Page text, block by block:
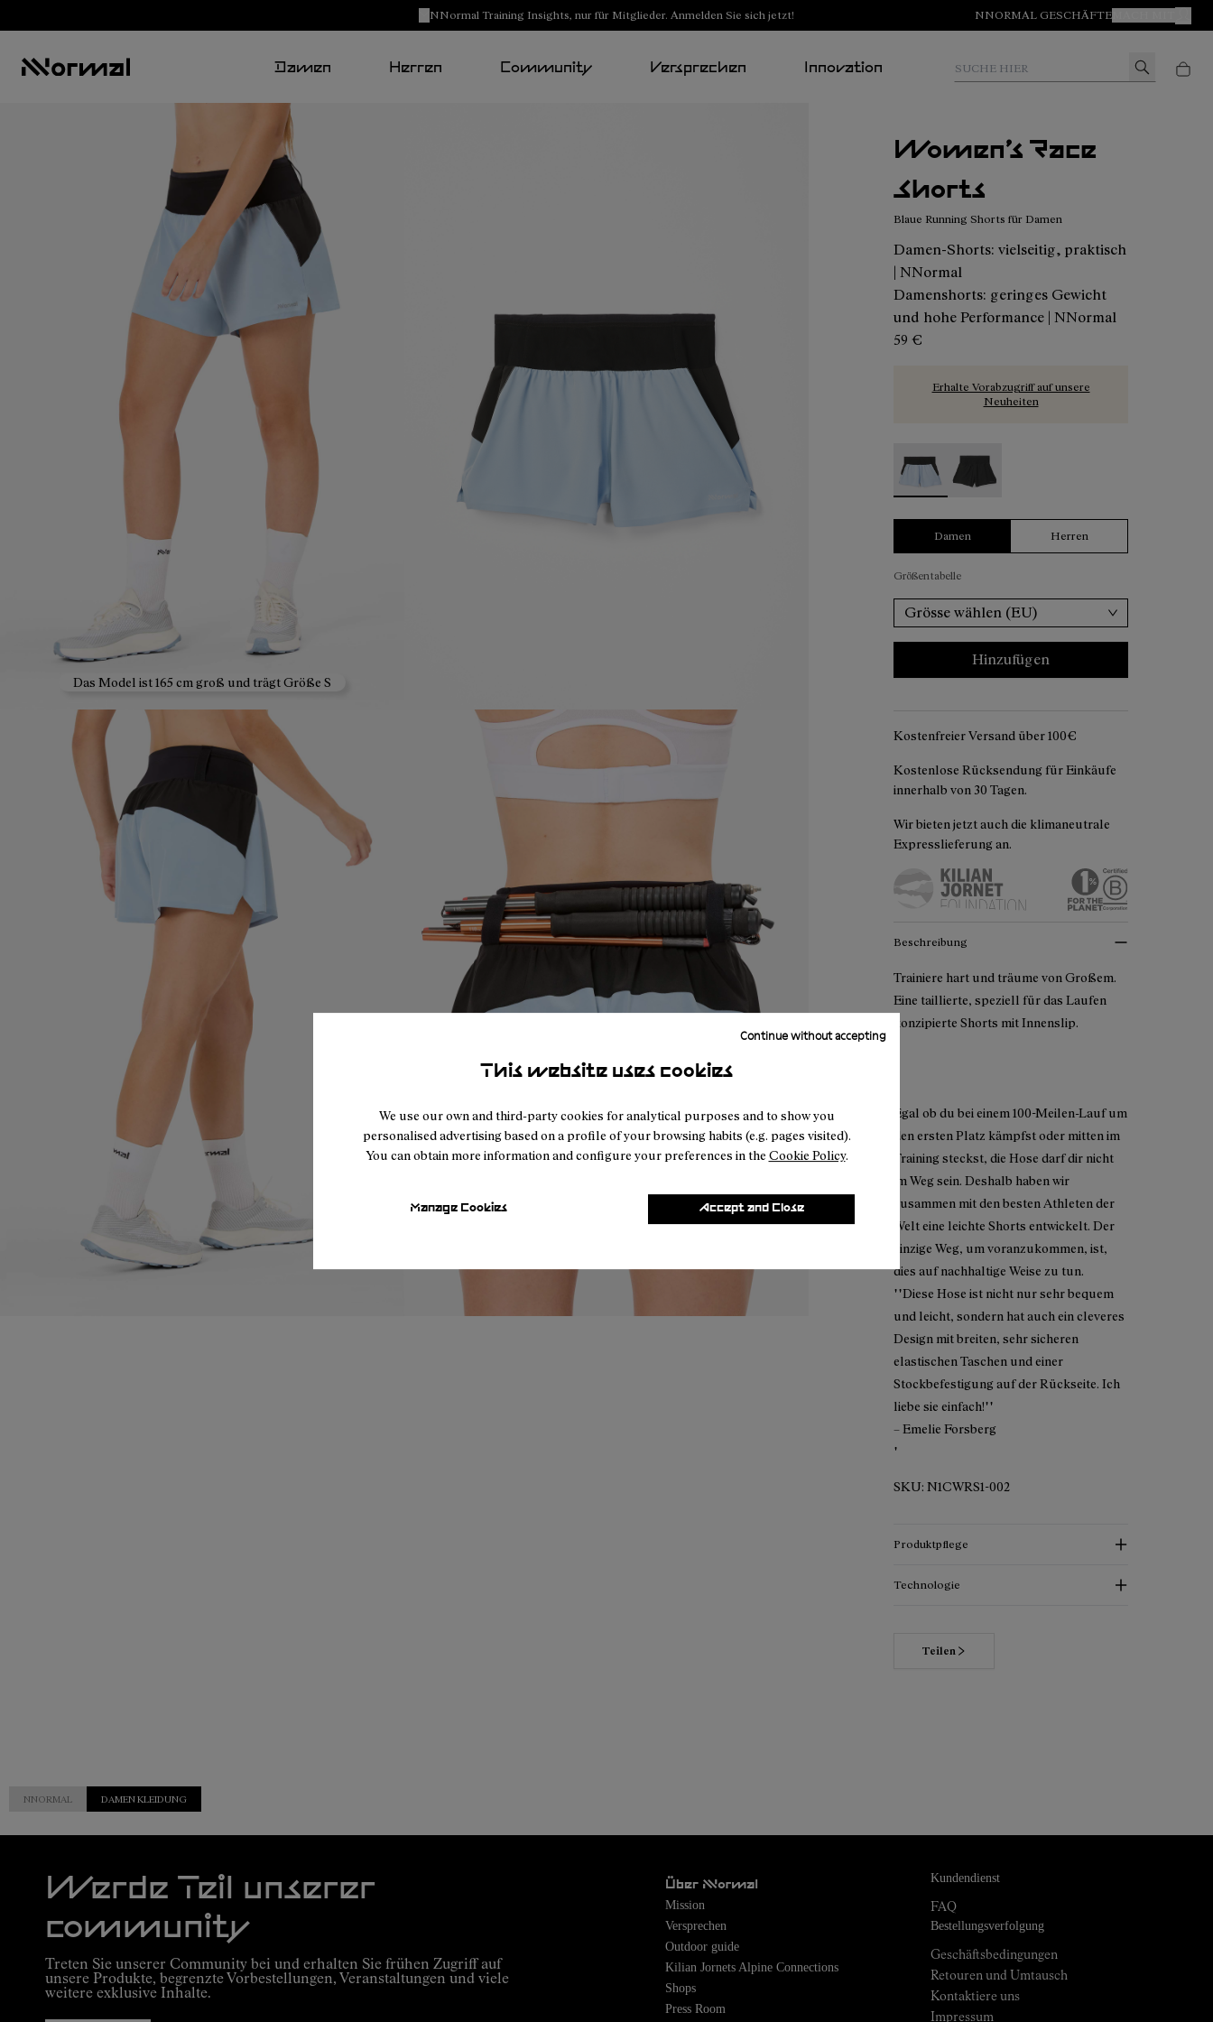
This website uses cookies
We use our own and third-party cookies for analytical purposes and to show you
personalised advertising based on a profile of your browsing habits (e.g. pages visited).
You can obtain more information and configure your preferences in the Cookie Policy.
Manage Cookies
Continue without accepting
Accept and Close
NNormal Training Insights, nur für Mitglieder. Anmelden Sie sich jetzt! NNORMAL GESCHÄFTE MEIN
Damen Herren Community Versprechen Innovation
Das Model ist 165 cm groß und trägt Größe S
Women’s Race
Shorts
Blaue Running Shorts für Damen
Damen-Shorts: vielseitig, praktisch
| NNormal
Damenshorts: geringes Gewicht
und hohe Performance | NNormal
59 €
Erhalte Vorabzugriff auf unsere
Neuheiten
Women’s Race Shorts - N1CWRS1-002 - Blaue
Women’s Race Shorts - N1CWRS1-001
Damen Herren
Größentabelle
Grösse wählen (EU)
Hinzufügen
Kostenfreier Versand über 100€
Kostenlose Rücksendung für Einkäufe
innerhalb von 30 Tagen.
Wir bieten jetzt auch die klimaneutrale
Expresslieferung an.
Beschreibung
Trainiere hart und träume von Großem.
Eine taillierte, speziell für das Laufen
konzipierte Shorts mit Innenslip.
Egal ob du bei einem 100-Meilen-Lauf um
den ersten Platz kämpfst oder mitten im
Training steckst, die Hose darf dir nicht
im Weg sein. Deshalb haben wir
zusammen mit den besten Athleten der
Welt eine leichte Shorts entwickelt. Der
einzige Weg, um voranzukommen, ist,
dies auf nachhaltige Weise zu tun.
""Diese Hose ist nicht nur sehr bequem
und leicht, sondern hat auch ein cleveres
Design mit breiten, sehr sicheren
elastischen Taschen und einer
Stockbefestigung auf der Rückseite. Ich
liebe sie einfach!""
– Emelie Forsberg
"
SKU: N1CWRS1-002
Produktpflege
Technologie
Teilen
NNORMAL DAMEN KLEIDUNG
Werde Teil unserer
community
Treten Sie unserer Community bei und erhalten Sie frühen Zugriff auf
unsere Produkte, begrenzte Vorbestellungen, Veranstaltungen und viele
weitere exklusive Inhalte.
Über Nnormal
Mission
Versprechen
Outdoor guide
Kilian Jornets Alpine Connections
Shops
Press Room
Kundendienst
FAQ
Bestellungsverfolgung
Geschäftsbedingungen
Retouren und Umtausch
Kontaktiere uns
Impressum